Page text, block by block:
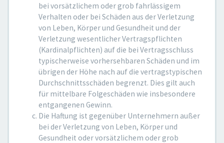
bei vorsätzlichem oder grob fahrlässigem
Verhalten oder bei Schäden aus der Verletzung
von Leben, Körper und Gesundheit und der
Verletzung wesentlicher Vertragspflichten
(Kardinalpflichten) auf die bei Vertragsschluss
typischerweise vorhersehbaren Schäden und im
übrigen der Höhe nach auf die vertragstypischen
Durchschnittsschäden begrenzt. Dies gilt auch
für mittelbare Folgeschäden wie insbesondere
entgangenen Gewinn.
Die Haftung ist gegenüber Unternehmern außer
bei der Verletzung von Leben, Körper und
Gesundheit oder vorsätzlichem oder grob